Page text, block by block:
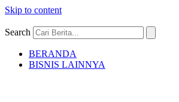
Skip to content
Search
BERANDA
BISNIS LAINNYA